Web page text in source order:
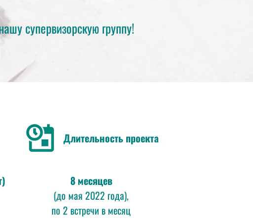
супервизорскую группу!
Длительность проекта
8 месяцев
(до мая 2022 года),
по 2 встречи в месяц